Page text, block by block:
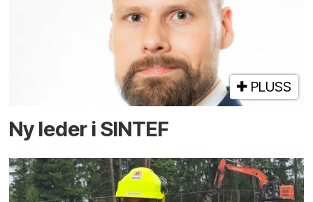
PLUSS
Ny leder i SINTEF